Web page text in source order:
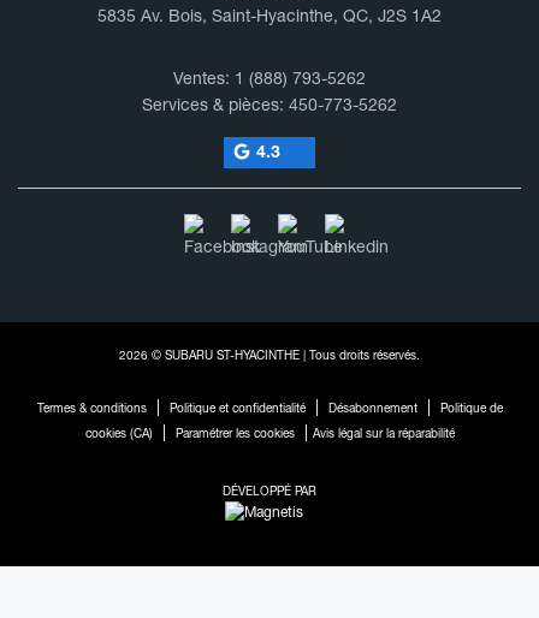
5835 Av. Bois, Saint-Hyacinthe, QC, J2S 1A2
Ventes: 1 (888) 793-5262
Services & pièces: 450-773-5262
4.3
2026 © SUBARU ST-HYACINTHE | Tous droits réservés.
Termes & conditions| Politique et confidentialité| Désabonnement|
Politique de
cookies (CA)
| Paramétrer les cookies| Avis légal sur la réparabilité
DÉVELOPPÉ PAR